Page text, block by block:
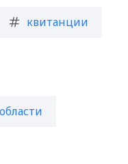
квитанции